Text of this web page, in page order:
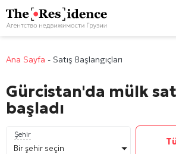
Ana Sayfa - Satış Başlangıçları
Gürcistan'da mülk
başladı
Şehir
Bir şehir seçin